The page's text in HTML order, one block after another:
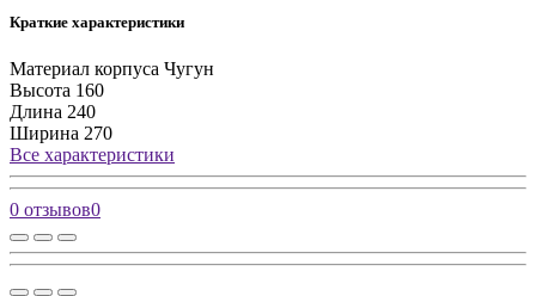
Краткие характеристики
Материал корпуса Чугун
Высота 160
Длина 240
Ширина 270
Все характеристики
0 отзывов0